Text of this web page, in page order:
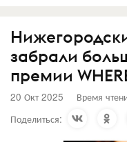
забрали
премии
20 Окт 2025 Время
Поделиться: